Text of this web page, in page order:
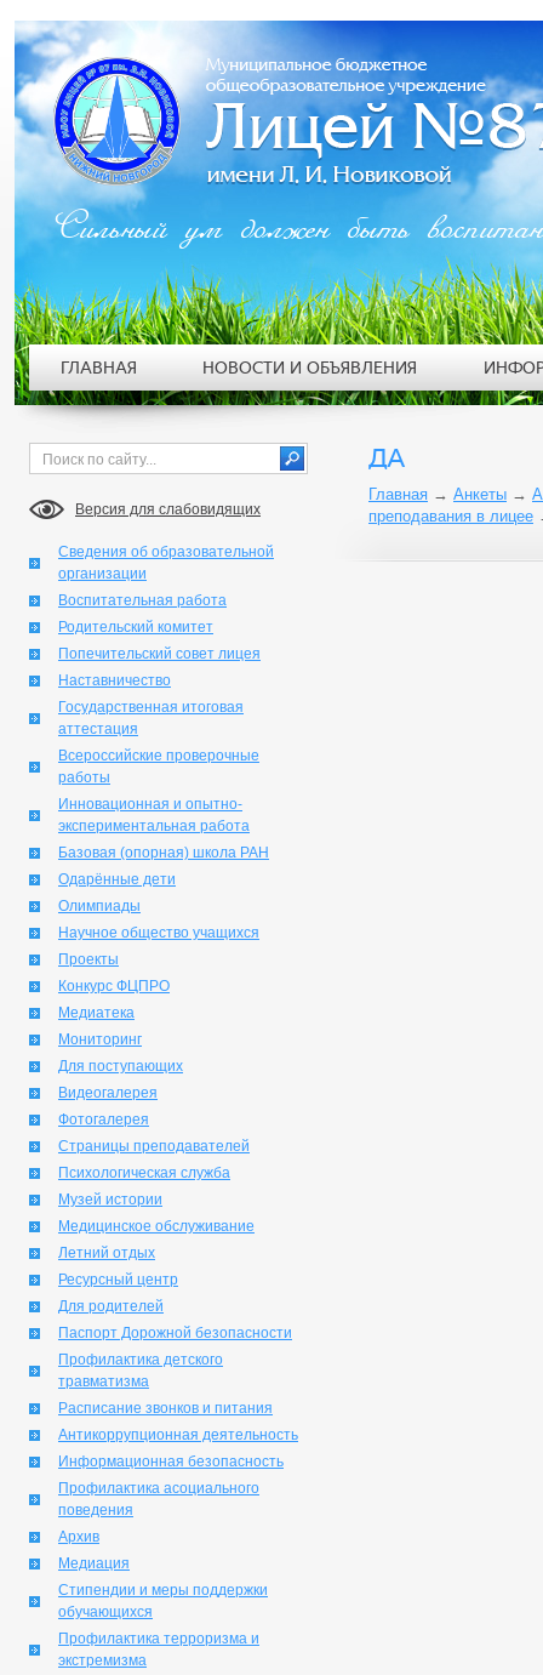
Версия для слабовидящих
Сведения об образовательной
организации
Воспитательная работа
Родительский комитет
Попечительский совет лицея
Наставничество
Государственная итоговая
аттестация
Всероссийские проверочные
работы
Инновационная и опытно-
экспериментальная работа
Базовая (опорная) школа РАН
Одарённые дети
Олимпиады
Научное общество учащихся
Проекты
Конкурс ФЦПРО
Медиатека
Мониторинг
Для поступающих
Видеогалерея
Фотогалерея
Страницы преподавателей
Психологическая служба
Музей истории
Медицинское обслуживание
Летний отдых
Ресурсный центр
Для родителей
Паспорт Дорожной безопасности
Профилактика детского
травматизма
Расписание звонков и питания
Антикоррупционная деятельность
Информационная безопасность
Профилактика асоциального
поведения
Архив
Медиация
Стипендии и меры поддержки
обучающихся
Профилактика терроризма и
экстремизма
ДА
Главная → Анкеты →
преподавания в лицее
Сильный ум должен быть
ГЛАВНАЯ НОВОСТИ И ОБЪЯВЛЕНИЯ